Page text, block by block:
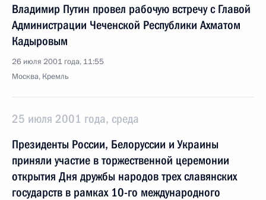
Владимир Путин провел рабочую встречу с Главой
Администрации Чеченской Республики Ахматом
Кадыровым
26 июля 2001 года, 11:55
Москва, Кремль
25 июля 2001 года, среда
Президенты России, Белоруссии и Украины
приняли участие в торжественной церемонии
открытия Дня дружбы народов трех славянских
государств в рамках 10-го международного